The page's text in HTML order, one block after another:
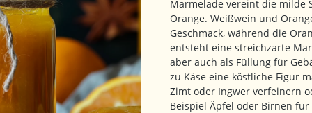
Marmelade vereint die milde
Orange. Weißwein und
Geschmack, während die
entsteht eine streichzarte
aber auch als Füllung für
zu Käse eine köstliche Figur
Zimt oder Ingwer verfeinern
Beispiel Äpfel oder Birnen